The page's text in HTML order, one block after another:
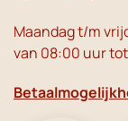
Maandag t/m
van 08:00 uur